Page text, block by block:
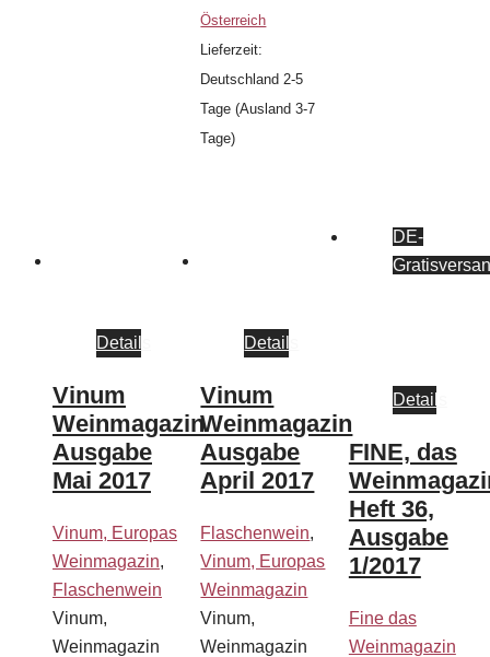
Österreich
Lieferzeit:
Deutschland 2-5
Tage (Ausland 3-7
Tage)
Details
Vinum
Weinmagazin
Ausgabe
Mai 2017
Vinum, Europas
Weinmagazin,
Flaschenwein
Vinum,
Weinmagazin
Details
Vinum
Weinmagazin
Ausgabe
April 2017
Flaschenwein,
Vinum, Europas
Weinmagazin
Vinum,
Weinmagazin
DE-
Details
FINE, das
Heft 36,
Ausgabe
1/2017
Fine das
Weinmagazin